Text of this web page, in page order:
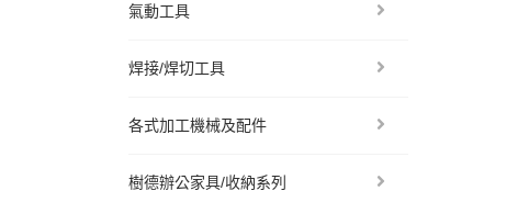
氣動工具
焊接/焊切工具
各式加工機械及配件
樹德辦公家具/收納系列